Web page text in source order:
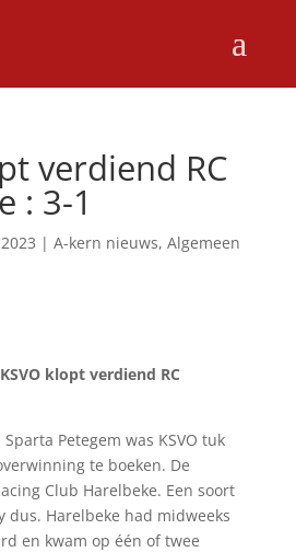
verdiend RC
: 3-1
| A-kern nieuws, Algemeen
klopt verdiend RC
Petegem was KSVO tuk
te boeken. De
Club Harelbeke. Een soort
dus. Harelbeke had midweeks
en kwam op één of twee